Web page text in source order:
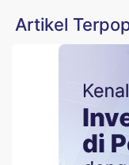
Artikel